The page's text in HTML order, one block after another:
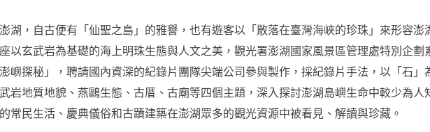
湖，自古便有「仙聖之島」的雅譽，也有遊客以「散落在臺灣海峽的珍珠」來形容澎
以玄武岩為基礎的海上明珠生態與人文之美，觀光署澎湖國家風景區管理處特別企劃
澎嶼探秘」，聘請國內資深的紀錄片團隊尖端公司參與製作，採紀錄片手法，以「石」
岩地質地貌、燕鷗生態、古厝、古廟等四個主題，深入探討澎湖島嶼生命中較少為人
常民生活、慶典儀俗和古蹟建築在澎湖眾多的觀光資源中被看見、解讀與珍藏。